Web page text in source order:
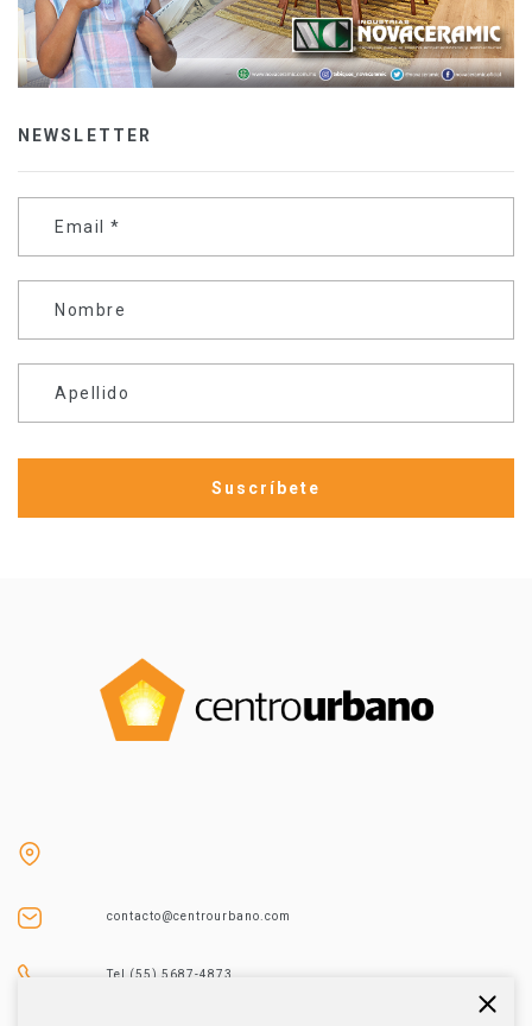
NEWSLETTER
Email *
Nombre
Apellido
contacto@centrourbano.com
Tel (55) 5687-4873